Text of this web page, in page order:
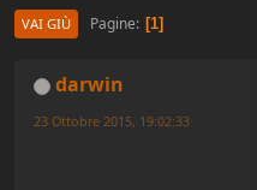
VAI GIÙ Pagine 1
darwin
23 Ottobre 2015, 19:02:33